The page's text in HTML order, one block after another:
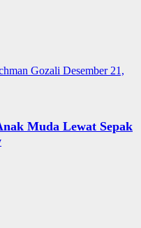
Gozali Desember 21,
Muda Lewat Sepak